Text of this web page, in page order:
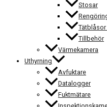
Stosar
Tillbehör
Värmekamera
Uthyrning
Avfuktare
Datalogger
Fuktmätare